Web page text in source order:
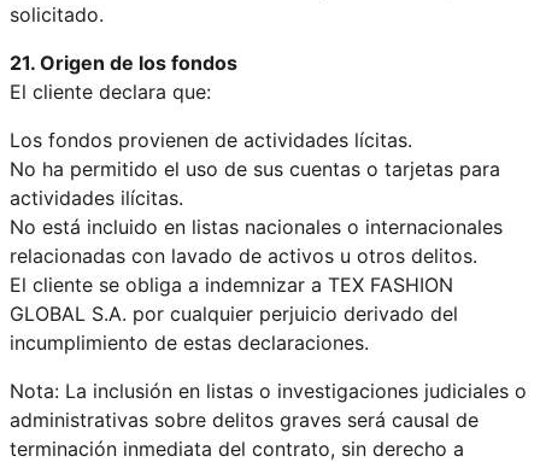
solicitado.
21. Origen de los fondos
El cliente declara que:
Los fondos provienen de actividades lícitas.
No ha permitido el uso de sus cuentas o tarjetas para
actividades ilícitas.
No está incluido en listas nacionales o internacionales
relacionadas con lavado de activos u otros delitos.
El cliente se obliga a indemnizar a TEX FASHION
GLOBAL S.A. por cualquier perjuicio derivado del
incumplimiento de estas declaraciones.
Nota: La inclusión en listas o investigaciones judiciales o
administrativas sobre delitos graves será causal de
terminación inmediata del contrato, sin derecho a